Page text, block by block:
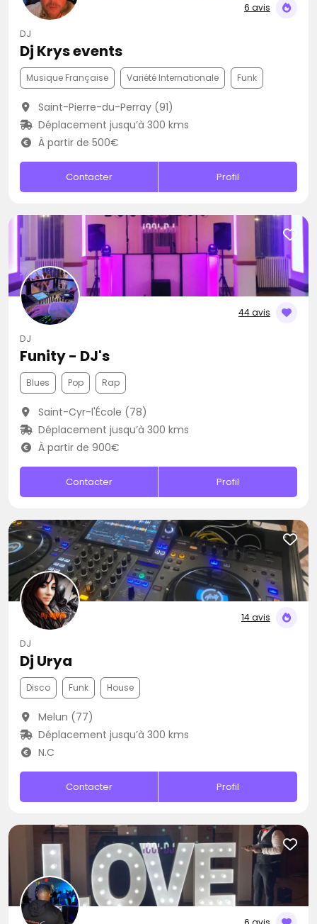
6 avis
DJ
Dj Krys events
Musique Française Variété Internationale Funk
Saint-Pierre-du-Perray (91)
Déplacement jusqu’à 300 kms
À partir de 500€
Contacter Profil
44 avis
DJ
Funity - DJ's
Blues Pop Rap
Saint-Cyr-l'École (78)
Déplacement jusqu’à 300 kms
À partir de 900€
Contacter Profil
14 avis
DJ
Dj Urya
Disco Funk House
Melun (77)
Déplacement jusqu’à 300 kms
N.C
Contacter Profil